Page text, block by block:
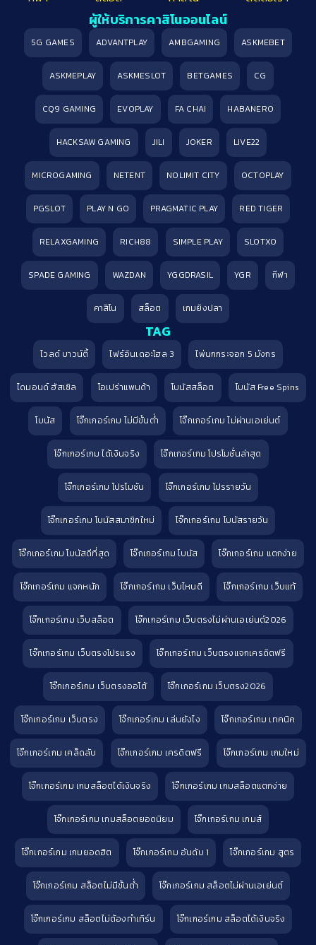
ผู้ให้บริการคาสิโนออนไลน์
5G GAMES ADVANTPLAY AMBGAMING ASKMEBET
ASKMEPLAY ASKMESLOT BETGAMES CG
CQ9 GAMING EVOPLAY FA CHAI HABANERO
HACKSAW GAMING JILI JOKER LIVE22
MICROGAMING NETENT NOLIMIT CITY OCTOPLAY
PGSLOT PLAY N GO PRAGMATIC PLAY RED TIGER
RELAXGAMING RICH88 SIMPLE PLAY SLOTXO
SPADE GAMING WAZDAN YGGDRASIL YGR กีฬา
คาสิโน สล็อต เกมยิงปลา
TAG
ไวลด์ บาวน์ตี้ ไฟร์อินเดอะโฮล 3 ไพ่นกกระจอก 5 มังกร
ไดมอนด์ ฮัสเซิล โอเปร่าแพนด้า โบนัสสล็อต โบนัส Free Spins
โบนัส โจ๊กเกอร์เกม ไม่มีขั้นต่ำ โจ๊กเกอร์เกม ไม่ผ่านเอเย่นต์
โจ๊กเกอร์เกม ได้เงินจริง โจ๊กเกอร์เกม โปรโมชั่นล่าสุด
โจ๊กเกอร์เกม โปรโมชัน โจ๊กเกอร์เกม โปรรายวัน
โจ๊กเกอร์เกม โบนัสสมาชิกใหม่ โจ๊กเกอร์เกม โบนัสรายวัน
โจ๊กเกอร์เกม โบนัสดีที่สุด โจ๊กเกอร์เกม โบนัส โจ๊กเกอร์เกม แตกง่าย
โจ๊กเกอร์เกม แจกหนัก โจ๊กเกอร์เกม เว็บไหนดี โจ๊กเกอร์เกม เว็บแท้
โจ๊กเกอร์เกม เว็บสล็อต โจ๊กเกอร์เกม เว็บตรงไม่ผ่านเอเย่นต์2026
โจ๊กเกอร์เกม เว็บตรงโปรแรง โจ๊กเกอร์เกม เว็บตรงแจกเครดิตฟรี
โจ๊กเกอร์เกม เว็บตรงออโต้ โจ๊กเกอร์เกม เว็บตรง2026
โจ๊กเกอร์เกม เว็บตรง โจ๊กเกอร์เกม เล่นยังไง โจ๊กเกอร์เกม เทคนิค
โจ๊กเกอร์เกม เคล็ดลับ โจ๊กเกอร์เกม เครดิตฟรี โจ๊กเกอร์เกม เกมใหม่
โจ๊กเกอร์เกม เกมสล็อตได้เงินจริง โจ๊กเกอร์เกม เกมสล็อตแตกง่าย
โจ๊กเกอร์เกม เกมสล็อตยอดนิยม โจ๊กเกอร์เกม เกมส์
โจ๊กเกอร์เกม เกมยอดฮิต โจ๊กเกอร์เกม อันดับ 1 โจ๊กเกอร์เกม สูตร
โจ๊กเกอร์เกม สล็อตไม่มีขั้นต่ำ โจ๊กเกอร์เกม สล็อตไม่ผ่านเอเย่นต์
โจ๊กเกอร์เกม สล็อตไม่ต้องทำเทิร์น โจ๊กเกอร์เกม สล็อตได้เงินจริง